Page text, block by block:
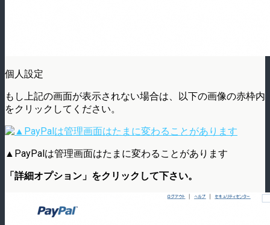
個人設定
もし上記の画面が表示されない場合は、以下の画像の赤枠内
をクリックしてください。
▲PayPalは管理画面はたまに変わることがあります
「詳細オプション」をクリックして下さい。